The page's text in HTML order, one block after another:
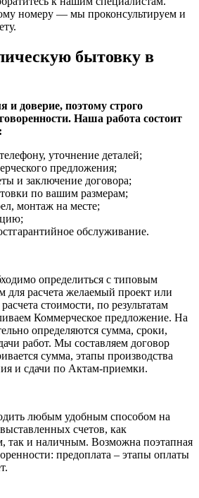
номеру — мы проконсультируем и
бытовку в
доверие, поэтому строго
Наша работа состоит
уточнение деталей;
предложения;
и заключение договора;
по вашим размерам;
монтаж на месте;
обслуживание.
определиться с типовым
для расчета желаемый проект или
стоимости, по результатам
Коммерческое предложение. На
определяются сумма, сроки,
работ. Мы составляем договор
сумма, этапы производства
и сдачи по Актам-приемки.
любым удобным способом на
счетов, как
так и наличным. Возможна поэтапная
предоплата – этапы оплаты